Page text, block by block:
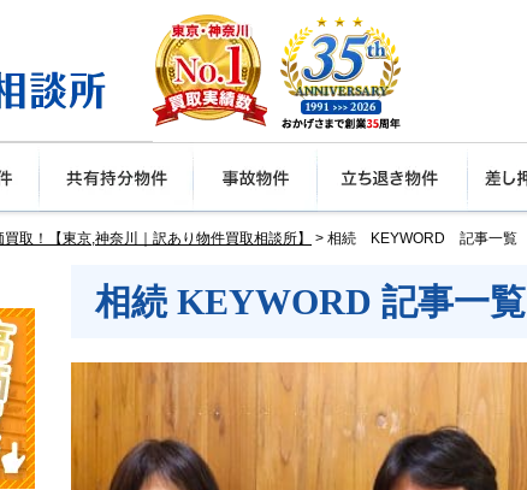
取！【東京,神奈川｜訳あり物件買取相談所】 > 相続 KEYWORD 記事一覧
相続 KEYWORD 記事一覧